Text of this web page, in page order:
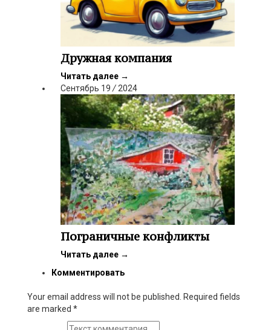
Дружная компания
Читать далее →
Сентябрь 19 / 2024
Пограничные конфликты
Читать далее →
Комментировать
Your email address will not be published. Required fields
are marked *